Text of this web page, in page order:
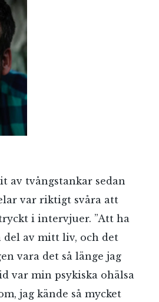
av tvångstankar sedan
var riktigt svåra att
i intervjuer. ”Att ha
del av mitt liv, och det
vara det så länge jag
var min psykiska ohälsa
jag kände så mycket